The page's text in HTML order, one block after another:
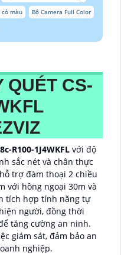
có màu
Bộ Camera Full Color
QUÉT CS-
R100-1J4WKFL với độ
sắc nét và chân thực
trợ đàm thoại 2 chiều
với hồng ngoại 30m và
tích hợp tính năng tự
người, đồng thời
tăng cường an ninh.
giám sát, đảm bảo an
nghiệp.